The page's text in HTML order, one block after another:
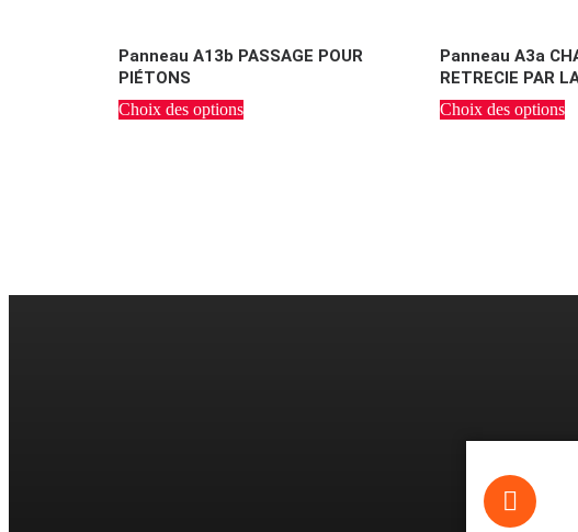
Panneau A13b PASSAGE POUR
PIÉTONS
Choix des options
Panneau A3a
RETRECIE PAR
Choix des options